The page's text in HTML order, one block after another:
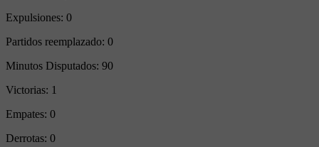
Expulsiones: 0
Partidos reemplazado: 0
Minutos Disputados: 90
Victorias: 1
Empates: 0
Derrotas: 0